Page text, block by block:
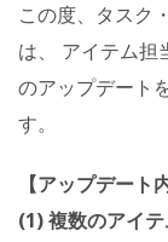
この度、タスク
は、 アイテム担
のアップデート
す。
【アップデート
(1) 複数のアイ